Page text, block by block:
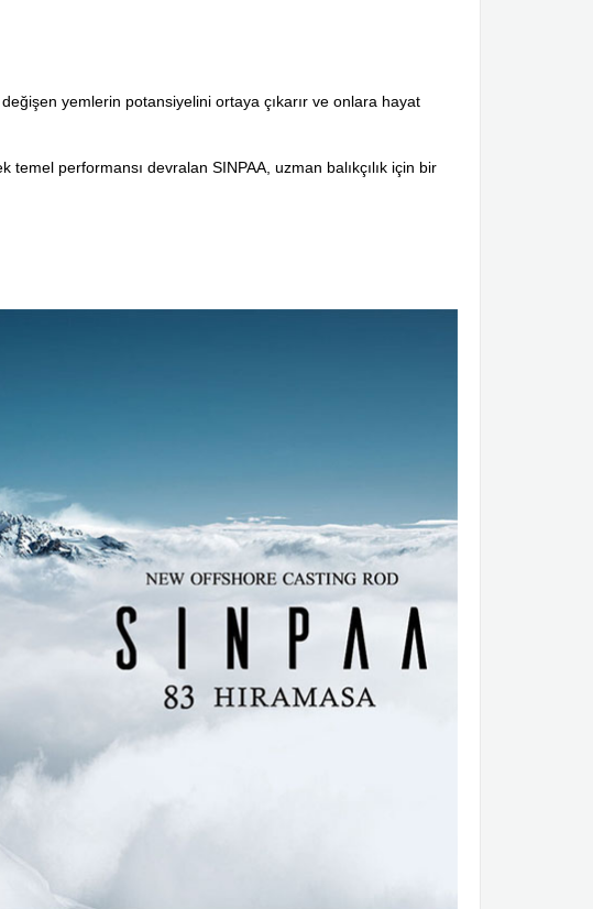
yemlerin potansiyelini ortaya çıkarır ve onlara hayat
performansı devralan SINPAA, uzman balıkçılık için bir